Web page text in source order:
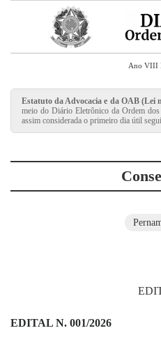
Ano VIII
Estatuto da Advocacia e da OAB (Lei
meio do Diário Eletrônico da Ordem
assim considerada o primeiro dia útil
EDITAL N. 001/2026